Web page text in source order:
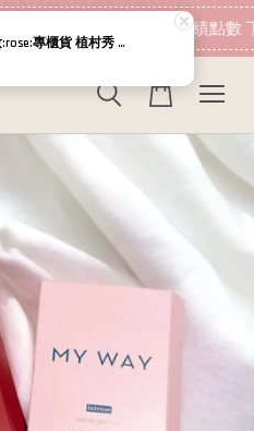
加入會員 消費即可累績點數
現貨:fire:BOBO美妝:rose:專櫃貨 植村秀 短效出清 全面持久瞬翹睫毛膏 3D超廣角濃密睫毛膏 綻放大眼防水睫毛膏 黑 超纖長 防水